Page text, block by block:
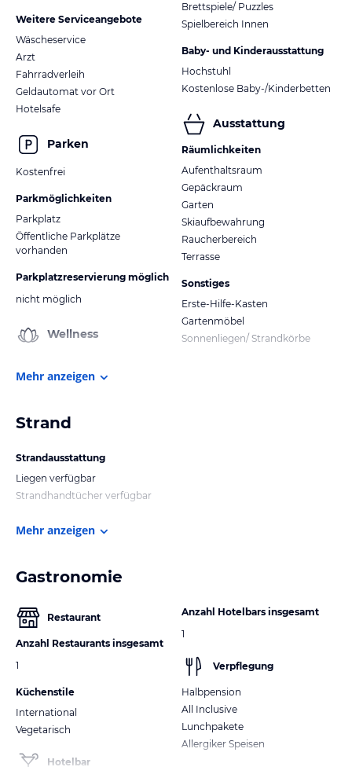
Weitere Serviceangebote
Wäscheservice
Arzt
Fahrradverleih
Geldautomat vor Ort
Hotelsafe
Parken
Kostenfrei
Parkmöglichkeiten
Parkplatz
Öffentliche Parkplätze
vorhanden
Parkplatzreservierung möglich
nicht möglich
Wellness
Brettspiele/ Puzzles
Spielbereich Innen
Baby- und Kinderausstattung
Hochstuhl
Kostenlose Baby-/Kinderbetten
Ausstattung
Räumlichkeiten
Aufenthaltsraum
Gepäckraum
Garten
Skiaufbewahrung
Raucherbereich
Terrasse
Sonstiges
Erste-Hilfe-Kasten
Gartenmöbel
Sonnenliegen/ Strandkörbe
Mehr anzeigen
Strand
Strandausstattung
Liegen verfügbar
Strandhandtücher verfügbar
Mehr anzeigen
Gastronomie
Restaurant
Anzahl Restaurants insgesamt
1
Küchenstile
International
Vegetarisch
Hotelbar
Anzahl Hotelbars insgesamt
1
Verpflegung
Halbpension
All Inclusive
Lunchpakete
Allergiker Speisen